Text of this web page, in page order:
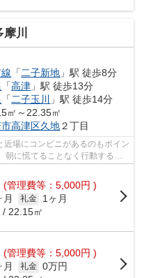
川
「二子新地 」駅 徒歩8分
「高津 」駅 徒歩13分
「二子玉川 」駅 徒歩14分
㎡～22.35㎡
市高津区久地２丁目
場にコンビニがあるのもポイン
朝に慌てることなく行動するた
(管理費等：5,000円 )
月 礼金
1ヶ月
22.15㎡
(管理費等：5,000円 )
月 礼金 0万円